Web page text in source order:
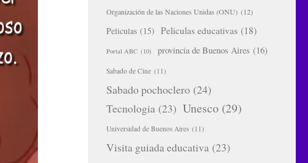
Organización de las Naciones Unidas (ONU) (12)
Peliculas (15) Peliculas educativas (18)
Portal ABC (10) provincia de Buenos Aires (16)
Sabado de Cine (11)
Sabado pochoclero (24)
Tecnologia (23) Unesco (29)
Universidad de Buenos Aires (11)
Visita guiada educativa (23)